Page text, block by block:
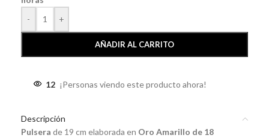
-
+
AÑADIR AL CARRITO
12 ¡Personas viendo este producto ahora!
Descripción
Pulsera de 19 cm elaborada en Oro Amarillo de 18